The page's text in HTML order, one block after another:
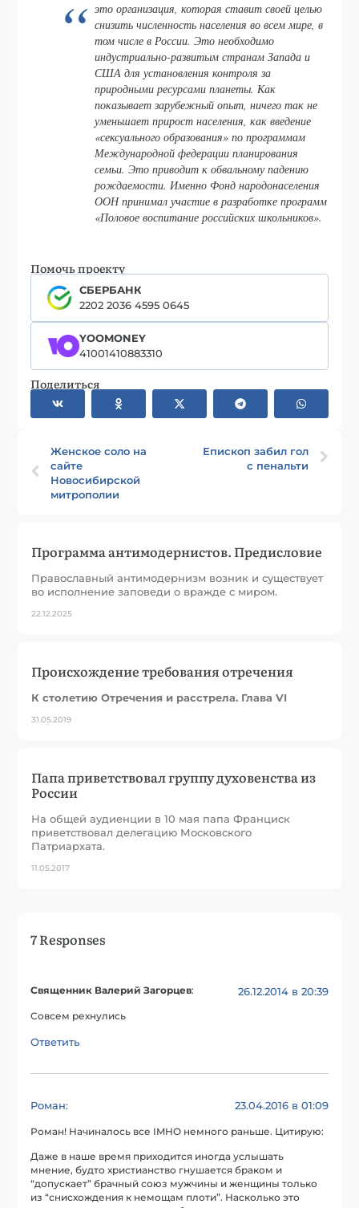
это организация, которая ставит своей целью
снизить численность населения во всем мире, в
том числе в России. Это необходимо
индустриально-развитым странам Запада и
США для установления контроля за
природными ресурсами планеты. Как
показывает зарубежный опыт, ничего так не
уменьшает прирост населения, как введение
«сексуального образования» по программам
Международной федерации планирования
семьи. Это приводит к обвальному падению
рождаемости. Именно Фонд народонаселения
ООН принимал участие в разработке программ
«Половое воспитание российских школьников».
Помочь проекту
СБЕРБАНК
2202 2036 4595 0645
YOOMONEY
41001410883310
Поделиться
Женское соло на
сайте
Новосибирской
митрополии
Епископ забил гол
с пенальти
Программа антимодернистов. Предисловие
Православный антимодернизм возник и существует
во исполнение заповеди о вражде с миром.
22.12.2025
Происхождение требования отречения
К столетию Отречения и расстрела. Глава VI
31.05.2019
Папа приветствовал группу духовенства из
России
На общей аудиенции в 10 мая папа Франциск
приветствовал делегацию Московского
Патриархата.
11.05.2017
7 Responses
Священник Валерий Загорцев: 26.12.2014 в 20:39
Совсем рехнулись
Ответить
Роман: 23.04.2016 в 01:09
Роман! Начиналось все IMHO немного раньше. Цитирую:
Даже в наше время приходится иногда услышать
мнение, будто христианство гнушается браком и
“допускает” брачный союз мужчины и женщины только
из “снисхождения к немощам плоти”. Насколько это